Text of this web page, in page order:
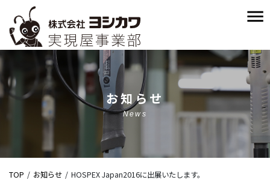
お知らせ
News
TOP お知らせ HOSPEX Japan2016に出展いたします。